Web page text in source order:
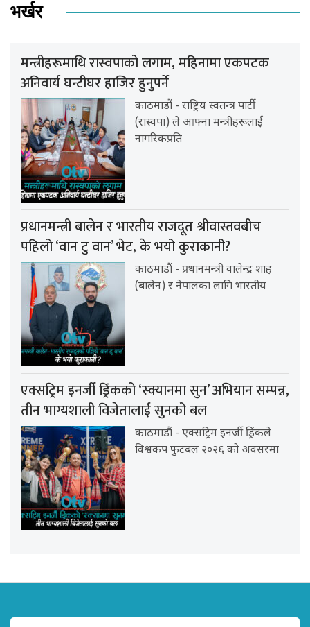
भर्खर
मन्त्रीहरूमाथि रास्वपाको लगाम, महिनामा एकपटक
अनिवार्य घन्टीघर हाजिर हुनुपर्ने
काठमाडौं - राष्ट्रिय स्वतन्त्र पार्टी
(रास्वपा) ले आफ्ना मन्त्रीहरूलाई
नागरिकप्रति
प्रधानमन्त्री बालेन र भारतीय राजदूत श्रीवास्तवबीच
पहिलो ‘वान टु वान’ भेट, के भयो कुराकानी?
काठमाडौं - प्रधानमन्त्री वालेन्द्र शाह
(बालेन) र नेपालका लागि भारतीय
एक्सट्रिम इनर्जी ड्रिंकको ‘स्क्यानमा सुन’ अभियान सम्पन्न,
तीन भाग्यशाली विजेतालाई सुनको बल
काठमाडौं - एक्सट्रिम इनर्जी ड्रिंकले
विश्वकप फुटबल २०२६ को अवसरमा